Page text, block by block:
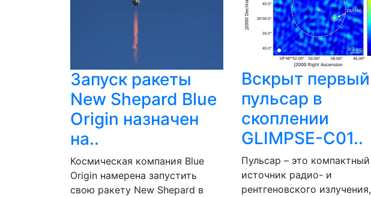
Запуск ракеты
New Shepard Blue
Origin назначен
на..
Космическая компания Blue
Origin намерена запустить
свою ракету New Shepard в
Вскрыт первый
пульсар в
скоплении
GLIMPSE-C01..
Пульсар – это компактный
источник радио- и
рентгеновского излучения,